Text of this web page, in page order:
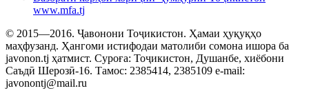
www.mfa.tj
© 2015—2016. Ҷавонони Тоҷикистон. Ҳамаи ҳуқуқҳо
маҳфузанд. Ҳангоми истифодаи матолиби сомона ишора ба
javonon.tj ҳатмист. Суроға: Тоҷикистон, Душанбе, хиёбони
Саъдӣ Шерозӣ-16. Тамос: 2385414, 2385109 e-mail:
javonontj@mail.ru